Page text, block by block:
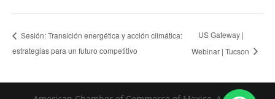
Sesión: Transición energética y acción climática:
estrategias para un futuro competitivo
US Gateway |
Webinar | Tucson